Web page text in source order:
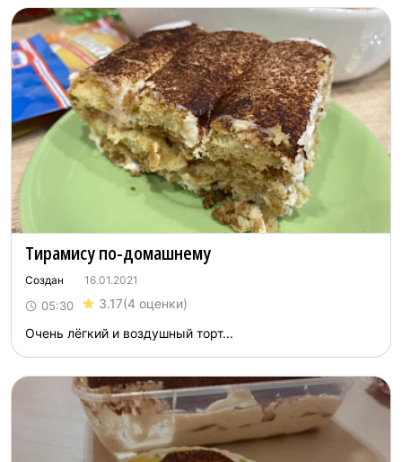
Тирамису по-домашнему
Создан 16.01.2021
05:30 3.17(4 оценки)
Очень лёгкий и воздушный торт...